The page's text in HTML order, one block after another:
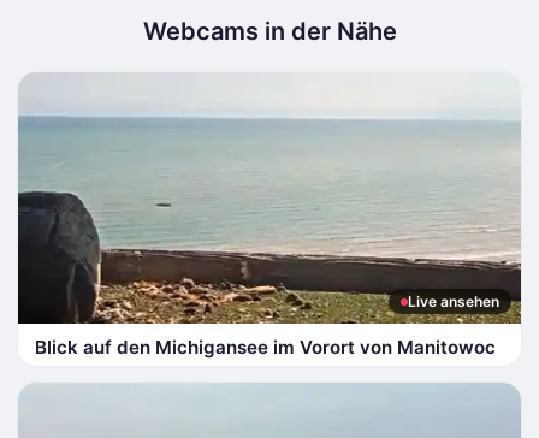
Webcams in der Nähe
Live ansehen
Blick auf den Michigansee im Vorort von Manitowoc